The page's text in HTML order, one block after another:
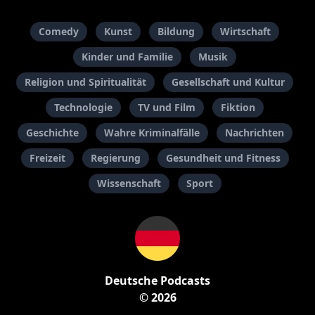
Comedy Kunst Bildung
Wirtschaft
Kinder und Familie
Musik
Religion und Spiritualität
Gesellschaft und Kultur
Technologie
TV und Film
Fiktion
Geschichte
Wahre Kriminalfälle
Nachrichten
Freizeit
Regierung
Gesundheit und Fitness
Wissenschaft
Sport
Deutsche Podcasts
© 2026